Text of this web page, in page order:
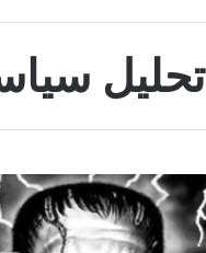
تحليل